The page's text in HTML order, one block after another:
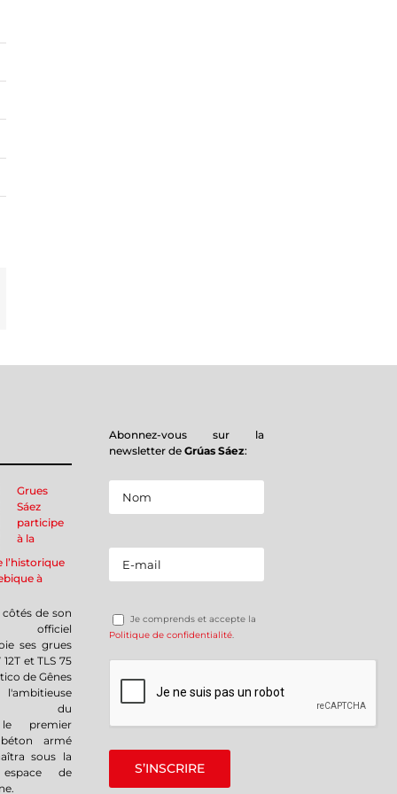
Grues
Sáez
participe
à la
l’historique
à
côtés de son
officiel
ses grues
et TLS 75
de Gênes
du
le premier
armé
sous la
de
Abonnez-vous sur la
newsletter de Grúas Sáez:
Je comprends et accepte la
Politique de confidentialité.